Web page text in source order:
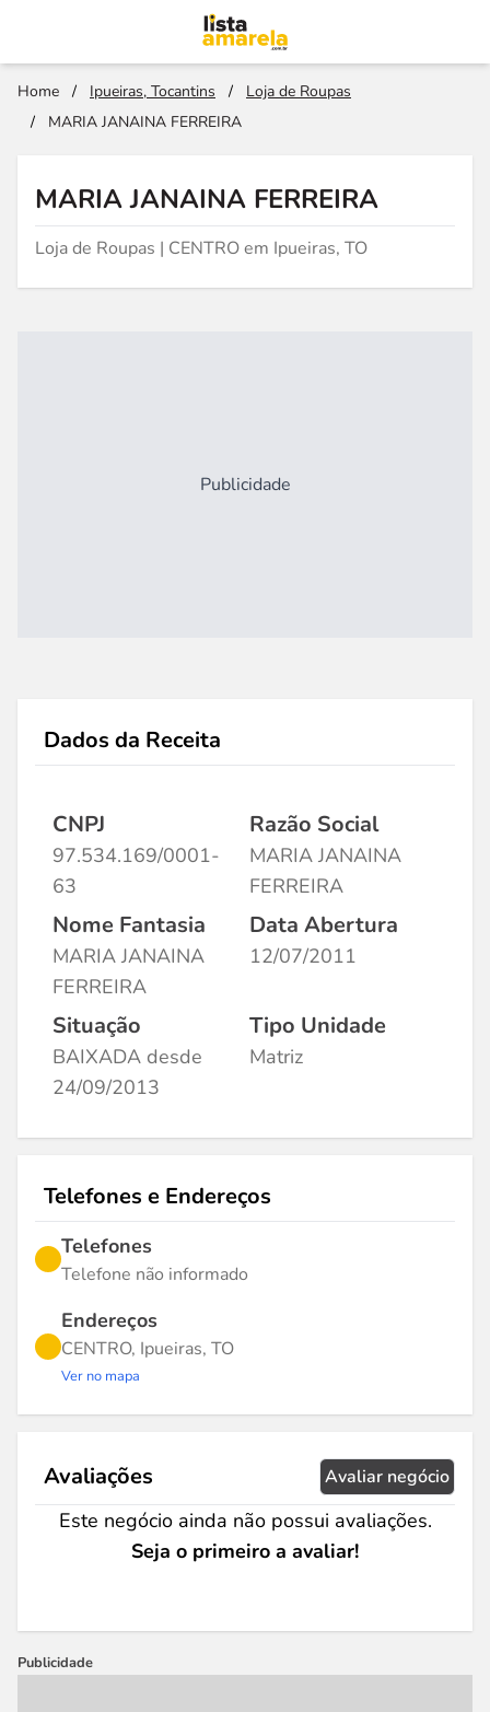
Home / Ipueiras, Tocantins /
Loja de Roupas
/
MARIA JANAINA FERREIRA
MARIA JANAINA FERREIRA
Loja de Roupas | CENTRO em Ipueiras, TO
Publicidade
Dados da Receita
CNPJ
97.534.169/0001-
63
Razão Social
MARIA JANAINA
FERREIRA
Nome Fantasia
MARIA JANAINA
FERREIRA
Data Abertura
12/07/2011
Situação
BAIXADA desde
24/09/2013
Tipo Unidade
Matriz
Telefones e Endereços
Telefones
Telefone não informado
Endereços
CENTRO, Ipueiras, TO
Ver no mapa
Avaliações Avaliar negócio
Este negócio ainda não possui avaliações.
Seja o primeiro a avaliar!
Publicidade